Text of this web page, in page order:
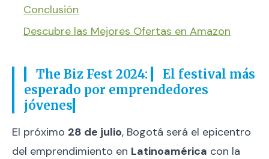
Conclusión
Descubre las Mejores Ofertas en Amazon
The Biz Fest 2024:
El festival más
esperado por emprendedores
jóvenes
El próximo 28 de julio, Bogotá será el epicentro
del emprendimiento en Latinoamérica con la